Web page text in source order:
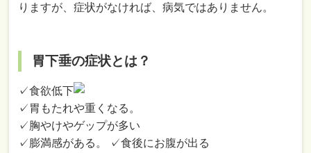
りますが、症状がなければ、病気ではありません。
胃下垂の症状とは？
✓食欲低下
✓胃もたれや重くなる。
✓胸やけやゲップが多い
✓膨満感がある。 ✓食後にお腹が出る